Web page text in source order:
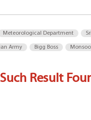
Meteorological Department
Army Bigg Boss
Result